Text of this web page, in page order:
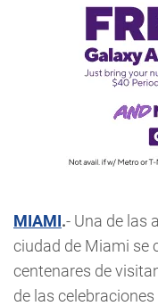
MIAMI.- Una de las
ciudad de Miami se
centenares de
de las